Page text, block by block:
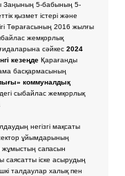
Заңының 5-бабының 5-
қызмет істері және
Төрағасының 2016 жылғы
жемқорлық
сәйкес2024
кезеңде Қарағанды
басқармасының
коммуналдық
сыбайлас жемқорлық
негізгі мақсаты
ұйымдарының
сапасын
іске асырудың
талдаулар халық пен